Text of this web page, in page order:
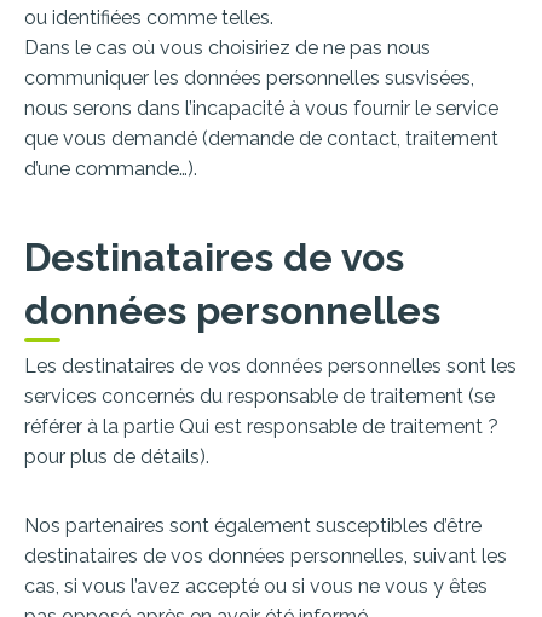
ou identifiées comme telles.
Dans le cas où vous choisiriez de ne pas nous
communiquer les données personnelles susvisées,
nous serons dans l’incapacité à vous fournir le service
que vous demandé (demande de contact, traitement
d’une commande…).
Destinataires de vos
données personnelles
Les destinataires de vos données personnelles sont les
services concernés du responsable de traitement (se
référer à la partie Qui est responsable de traitement ?
pour plus de détails).
Nos partenaires sont également susceptibles d’être
destinataires de vos données personnelles, suivant les
cas, si vous l’avez accepté ou si vous ne vous y êtes